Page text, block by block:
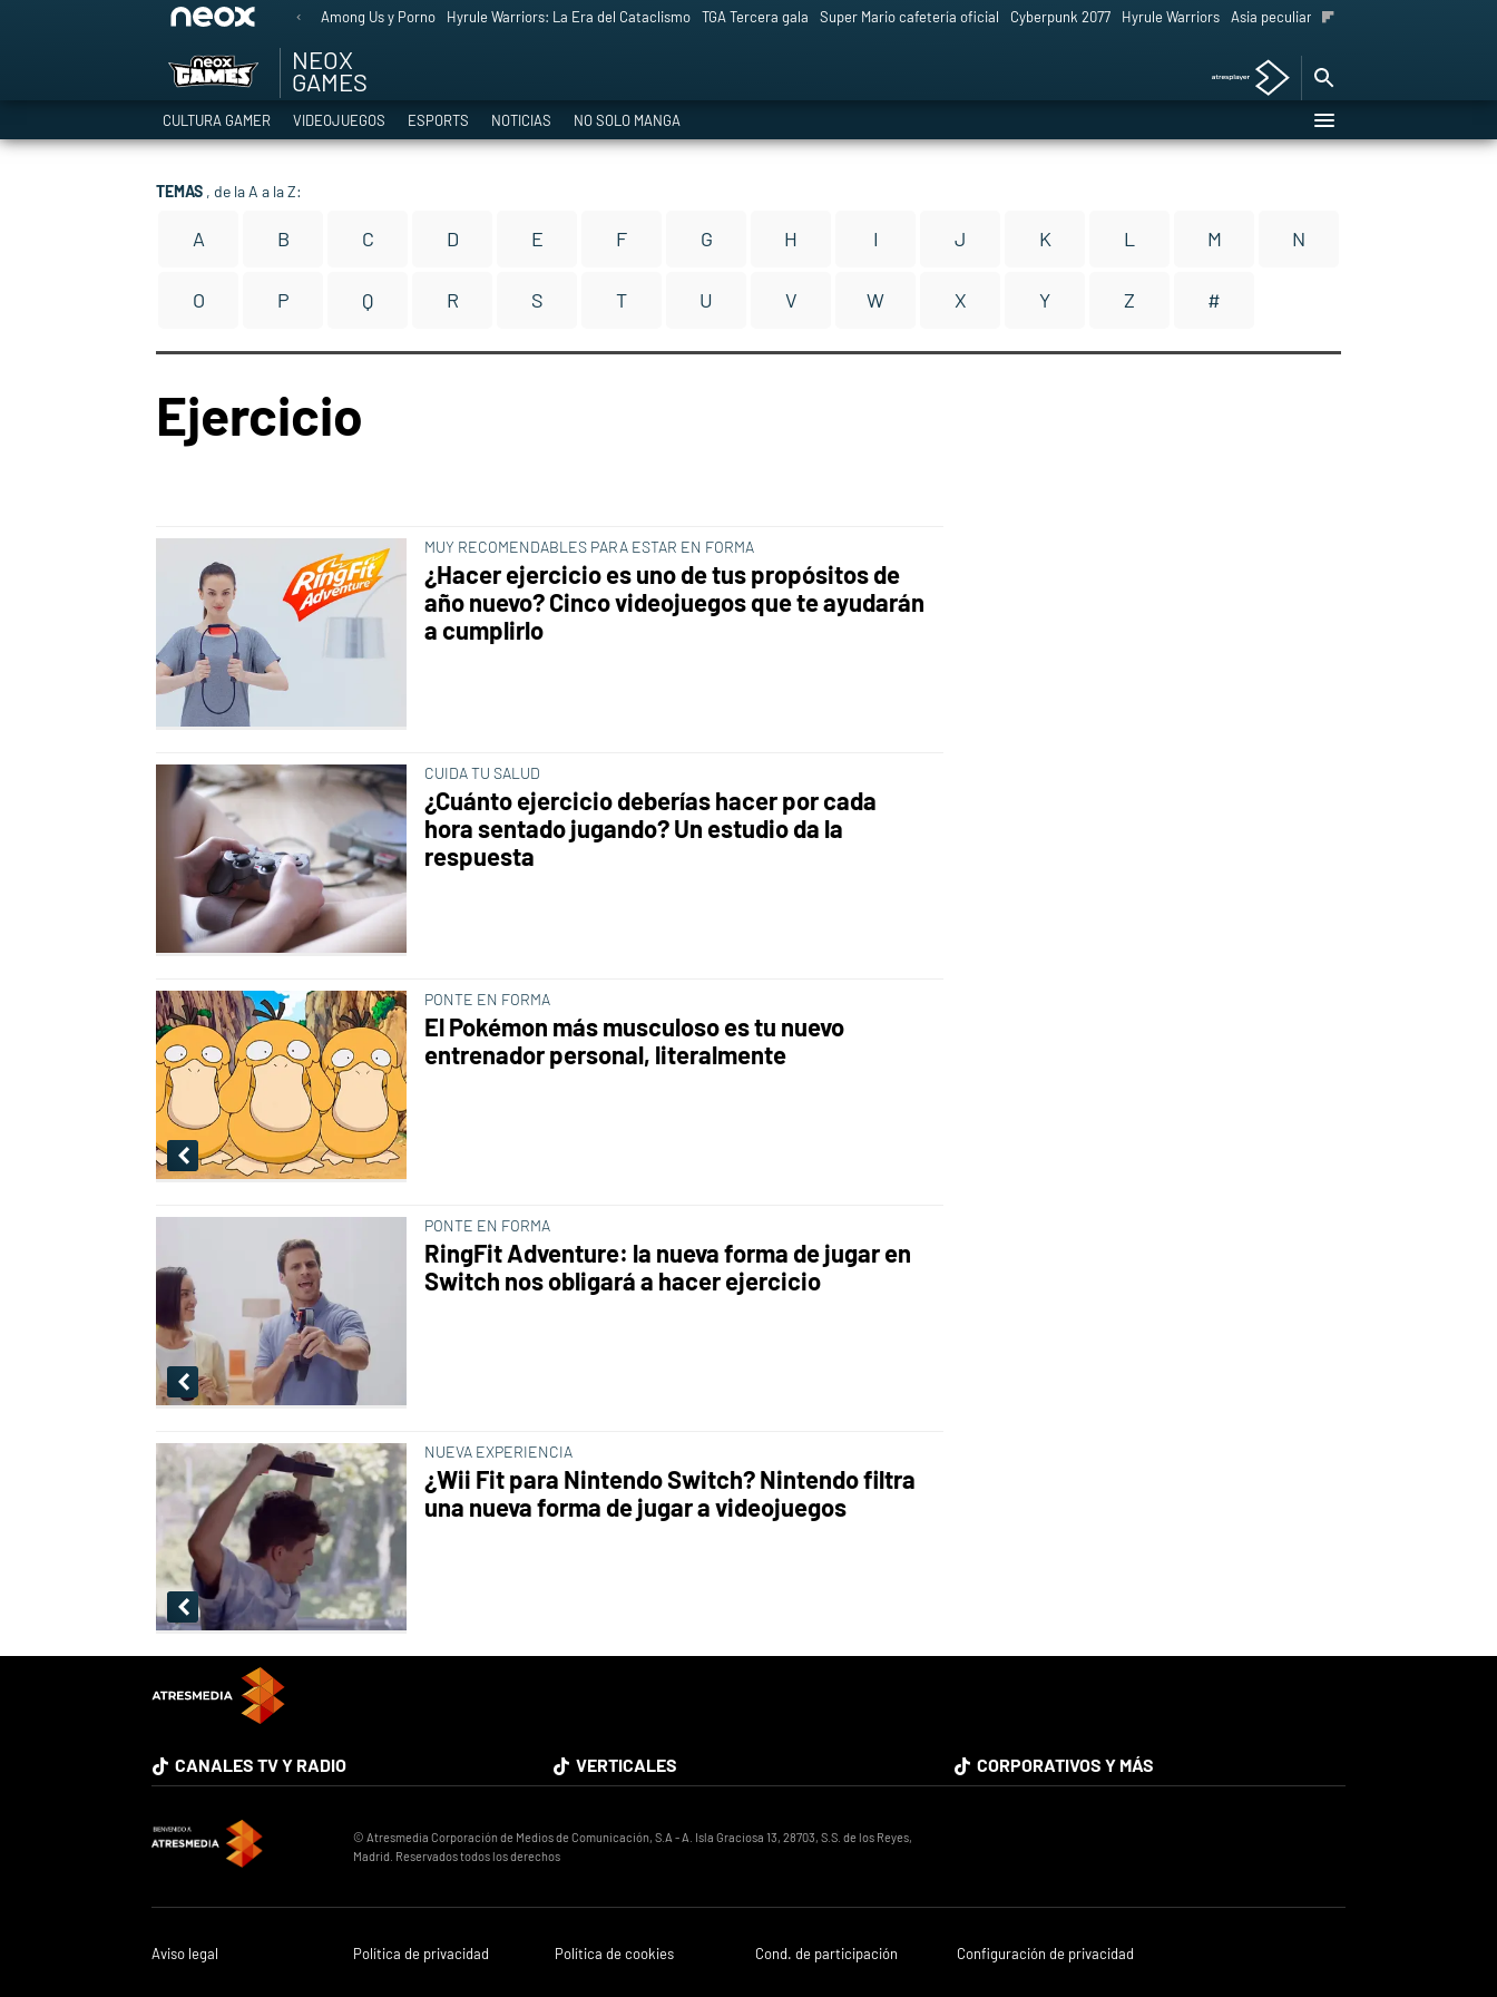
Among Us y Porno Hyrule Warriors: La Era del Cataclismo TGA Tercera gala Super Mario cafetería oficial Cyberpunk 2077 Hyrule Warriors Asia peculiar tradición
NEOX
GAMES
CULTURA GAMER VIDEOJUEGOS ESPORTS NOTICIAS NO SOLO MANGA
TEMAS , de la A a la Z:
A B C D E F G H I J K L M N
O P Q R S T U V W X Y Z #
Ejercicio
MUY RECOMENDABLES PARA ESTAR EN FORMA
¿Hacer ejercicio es uno de tus propósitos de
año nuevo? Cinco videojuegos que te ayudarán
a cumplirlo
CUIDA TU SALUD
¿Cuánto ejercicio deberías hacer por cada
hora sentado jugando? Un estudio da la
respuesta
PONTE EN FORMA
El Pokémon más musculoso es tu nuevo
entrenador personal, literalmente
PONTE EN FORMA
RingFit Adventure: la nueva forma de jugar en
Switch nos obligará a hacer ejercicio
NUEVA EXPERIENCIA
¿Wii Fit para Nintendo Switch? Nintendo filtra
una nueva forma de jugar a videojuegos
CANALES TV Y RADIO VERTICALES CORPORATIVOS Y MÁS
© Atresmedia Corporación de Medios de Comunicación, S.A - A. Isla Graciosa 13, 28703, S.S. de los Reyes,
Madrid. Reservados todos los derechos
Aviso legal Política de privacidad Política de cookies Cond. de participación Configuración de privacidad